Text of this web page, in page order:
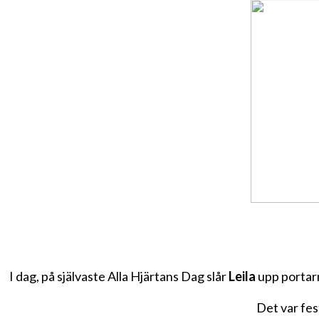
I dag, på självaste Alla Hjärtans Dag slårLeila upp
Det var